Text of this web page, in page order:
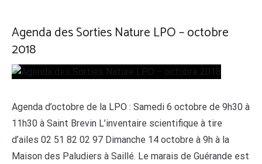
Agenda des Sorties Nature LPO – octobre
2018
Agenda d’octobre de la LPO : Samedi 6 octobre de 9h30 à
11h30 à Saint Brevin L’inventaire scientifique à tire
d’ailes 02 51 82 02 97 Dimanche 14 octobre à 9h à la
Maison des Paludiers à Saillé. Le marais de Guérande est